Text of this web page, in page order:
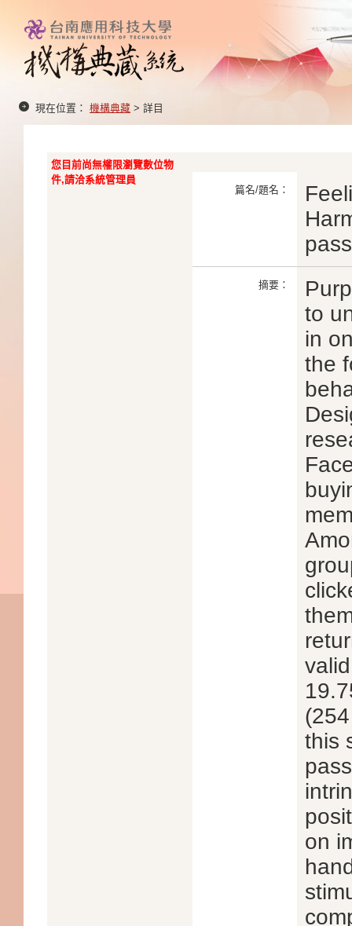
現在位置： 機構典藏 > 詳目
您目前尚無權限瀏覽數位物
件,請洽系統管理員
篇名/題名：
摘要：
to
in
the
this
on